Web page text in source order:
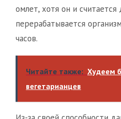
омлет, хотя он и
перерабатывается
часов.
Читайте также: Худеем
вегетарианцев